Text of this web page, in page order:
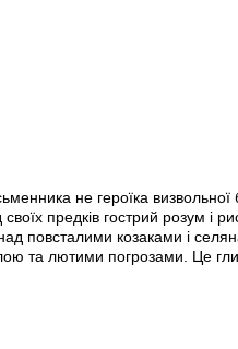
не героїка визвольної
предків гострий розум і
повсталими козаками і
та лютими погрозами. Це